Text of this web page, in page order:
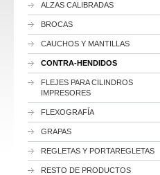
ALZAS CALIBRADAS
BROCAS
CAUCHOS Y MANTILLAS
CONTRA-HENDIDOS
FLEJES PARA CILINDROS
IMPRESORES
FLEXOGRAFÍA
GRAPAS
REGLETAS Y PORTAREGLETAS
RESTO DE PRODUCTOS